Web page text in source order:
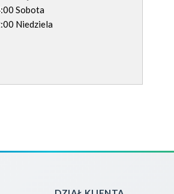
Sobota
Niedziela